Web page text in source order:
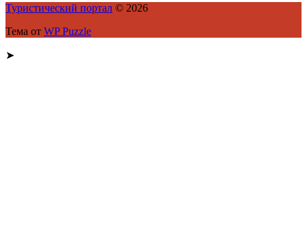
Туристический портал © 2026
Тема от WP Puzzle
➤